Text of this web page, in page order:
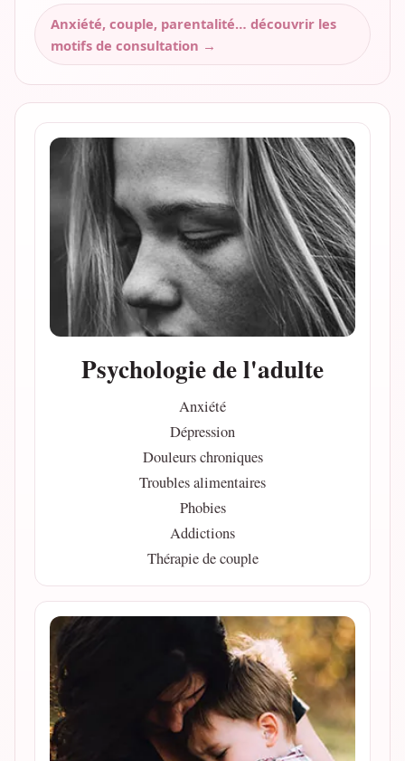
Anxiété, couple, parentalité… découvrir les
motifs de consultation →
Psychologie de l'adulte
Anxiété
Dépression
Douleurs chroniques
Troubles alimentaires
Phobies
Addictions
Thérapie de couple